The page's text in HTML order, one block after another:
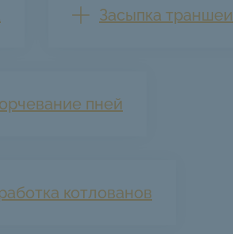
Засыпка траншеи
пней
котлованов